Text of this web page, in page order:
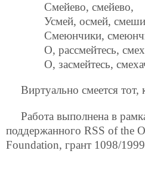
Смейево, смейево,
Усмей, осмей,
Смеюнчики,
О, рассмейтесь,
О, засмейтесь,
Виртуально смеется тот,
Работа выполнена в
поддержанного RSS of the
Foundation, грант 1098/1999